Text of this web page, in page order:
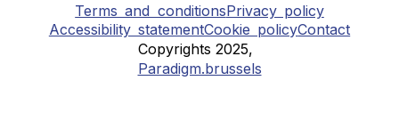
Terms and conditionsPrivacy policy
Accessibility statementCookie policyContact
Copyrights 2025,
Paradigm.brussels